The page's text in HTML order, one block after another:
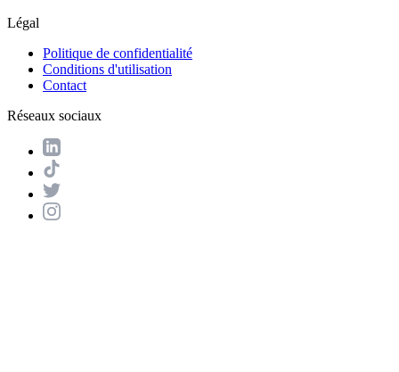
Légal
Politique de confidentialité
Conditions d'utilisation
Contact
Réseaux sociaux